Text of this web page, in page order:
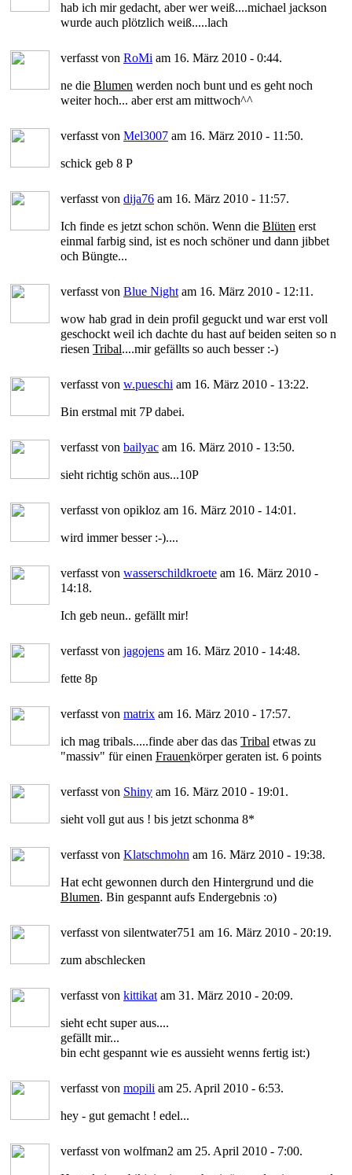
hab ich mir gedacht, aber wer weiß....michael jackson
wurde auch plötzlich weiß.....lach
verfasst von RoMi am 16. März 2010 - 0:44.
ne die Blumen werden noch bunt und es geht noch
weiter hoch... aber erst am mittwoch^^
verfasst von Mel3007 am 16. März 2010 - 11:50.
schick geb 8 P
verfasst von dija76 am 16. März 2010 - 11:57.
Ich finde es jetzt schon schön. Wenn die Blüten erst
einmal farbig sind, ist es noch schöner und dann jibbet
och Büngte...
verfasst von Blue Night am 16. März 2010 - 12:11.
wow hab grad in dein profil geguckt und war erst voll
geschockt weil ich dachte du hast auf beiden seiten so n
riesen Tribal....mir gefällts so auch besser :-)
verfasst von w.pueschi am 16. März 2010 - 13:22.
Bin erstmal mit 7P dabei.
verfasst von bailyac am 16. März 2010 - 13:50.
sieht richtig schön aus...10P
verfasst von opikloz am 16. März 2010 - 14:01.
wird immer besser :-)....
verfasst von wasserschildkroete am 16. März 2010 -
14:18.
Ich geb neun.. gefällt mir!
verfasst von jagojens am 16. März 2010 - 14:48.
fette 8p
verfasst von matrix am 16. März 2010 - 17:57.
ich mag tribals.....finde aber das das Tribal etwas zu
"massiv" für einen Frauenkörper geraten ist. 6 points
verfasst von Shiny am 16. März 2010 - 19:01.
sieht voll gut aus ! bis jetzt schonma 8*
verfasst von Klatschmohn am 16. März 2010 - 19:38.
Hat echt gewonnen durch den Hintergrund und die
Blumen. Bin gespannt aufs Endergebnis :o)
verfasst von silentwater751 am 16. März 2010 - 20:19.
zum abschlecken
verfasst von kittikat am 31. März 2010 - 20:09.
sieht echt super aus....
gefällt mir...
bin echt gespannt wie es aussieht wenns fertig ist:)
verfasst von mopili am 25. April 2010 - 6:53.
hey - gut gemacht ! edel...
verfasst von wolfman2 am 25. April 2010 - 7:00.